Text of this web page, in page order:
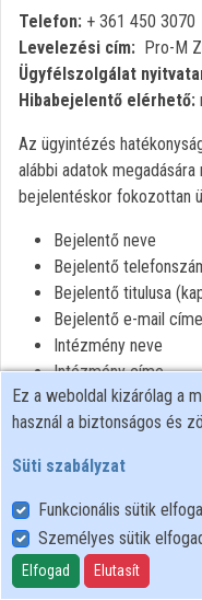
Kategóriák
Intézményi listák
Közreműködők
Telefon: + 361 450 3070
Levelezési cím: Pro-M
Ügyfélszolgálat
Hibabejelentő elérhető:
Az ügyintézés
alábbi adatok
bejelentéskor fokozottan
Bejelentő neve
Bejelentő
Bejelentő titulusa
Bejelentő e-mail
Intézmény neve
Intézmény címe
Végpont azonosító
Bejelentés oka
Felhasználói szabályzat
Adatkezelési tájékoztató
Süti szabályzat
Ez a weboldal kizárólag a
használ a biztonságos és
Süti szabályzat
Funkcionális sütik
Személyes sütik
Elfogad Elutasít